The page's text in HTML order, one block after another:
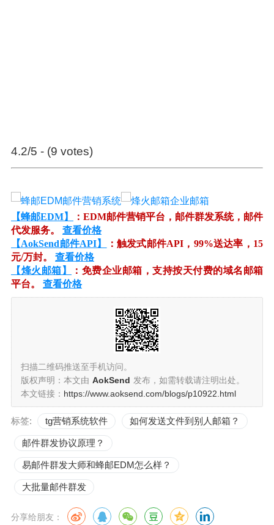
4.2/5 - (9 votes)
【蜂邮EDM】
：EDM邮件营销平台，邮件群发系统，邮件
代发服务。 查看价格
【AokSend邮件API】
：触发式邮件API，99%送达率，15
元/万封。 查看价格
【烽火邮箱】
：免费企业邮箱，支持按天付费的域名邮箱
平台。 查看价格
扫描二维码推送至手机访问。
版权声明：本文由 AokSend 发布，如需转载请注明出处。
本文链接： https://www.aoksend.com/blogs/p10922.html
标签: tg营销系统软件 如何发送文件到别人邮箱？
邮件群发协议原理？
易邮件群发大师和蜂邮EDM怎么样？
大批量邮件群发
分享给朋友：